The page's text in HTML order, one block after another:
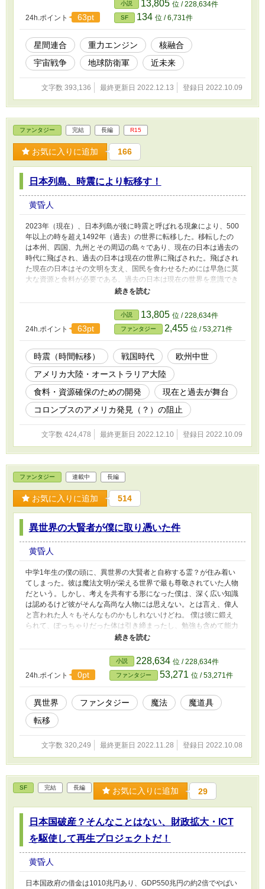
る地球防衛軍は、巨大な星間帝国の侵略を跳ね
返すことに成功する。その結果、地球人類はそ
の星間帝国の圧政にあえいでいた多数の歴史あ
る星間国家の指導的立場になっていくことにな
る。 この中で、自らの進化の必要性を悟った人
類は、地球連邦を成立させ、知能の向上、他星
と格差の是正を進める。 さらには、マドンナと
る危機の解明、撃退法の構築、撃退を主導し、
銀河のなかに確固たる地位を築いていくことに
なる。
24h.ポイント 63pt
小説 13,805 位 / 228,634件
SF 134 位 / 6,731件
星間連合 重力エンジン
核融合
宇宙戦争
地球防衛軍 近未来
文字数 393,136 最終更新日 2022.12.13 登録日 2022.10.09
ファンタジー 完結 長編 R15
お気に入りに追加 166
日本列島、時震により転移す！
黄昏人
2023年（現在）、日本列島が後に時震と呼ばれる現象により、500
年以上の時を超え1492年（過去）の世界に転移した。移転したの
は本州、四国、九州とその周辺の島々であり、現在の日本は過去の
時代に飛ばされ、過去の日本は現在の世界に飛ばされた。飛ばされ
た現在の日本はその文明を支え、国民を食わせるためには早急に莫
大な資源と食料が必要である。過去の日本は現在の世界を意識でき
ないが、取り残された北海道と沖縄は国富の大部分を失い、戦国日
24h.ポイント 63pt
小説 13,805 位 / 228,634件
ファンタジー 2,455 位 / 53,271件
時震（時間転移） 戦国時代
欧州中世
アメリカ大陸・オーストラリア大陸
食料・資源確保のための開発
現在と過去が舞台
コロンブスのアメリカ発見（？）の阻止
文字数 424,478 最終更新日 2022.12.10 登録日 2022.10.09
ファンタジー 連載中 長編
お気に入りに追加 514
異世界の大賢者が僕に取り憑いた件
黄昏人
中学1年生の僕の頭に、異世界の大賢者と自称する霊？が住み着い
てしまった。彼は魔法文明が栄える世界で最も尊敬されていた人物
だという。しかし、考えを共有する形になった僕は、深く広い知識
は認めるけど彼がそんな高尚な人物には思えない。とは言え、偉人
と言われた人々もそんなものかもしれないけどね。 僕は彼に鍛え
られて、ぽっちゃりだった体は引き締まったし、勉強も含めて能力
は上がっていったし、そして魔法を使えるようになった。だけど、
重要なのはそこでなくて、魔法に目覚めるための“処方”であり、異
世界で使っている魔道具なんだよ。 “処方”によって、人は賢くな
る。そして、魔道具によって機械はずっと効率が良くなるんだ。例
えば、発電所は電子を引き出す魔道具でいわば永久機関として働
く。自動車は電気を動力として回転の魔道具で動くのだ。これを、
賢くなった人々が作り、使うわけだから、地球上の温暖化とエネル
ギーの問題も解決するよね。 そして、日本がさらに世界の仕組み
がどんどん変わっていくのだけど、その中心に大賢者が取り憑いた
24h.ポイント 0pt
小説 228,634 位 / 228,634件
ファンタジー 53,271 位 / 53,271件
異世界 ファンタジー 魔法
魔道具
転移
文字数 320,249 最終更新日 2022.11.28 登録日 2022.10.08
SF 完結 長編 お気に入りに追加 29
日本国破産？そんなことはない、財政拡大・ICT
を駆使して再生プロジェクトだ！
黄昏人
日本国政府の借金は1010兆円あり、GDP550兆円の約2倍でやばい